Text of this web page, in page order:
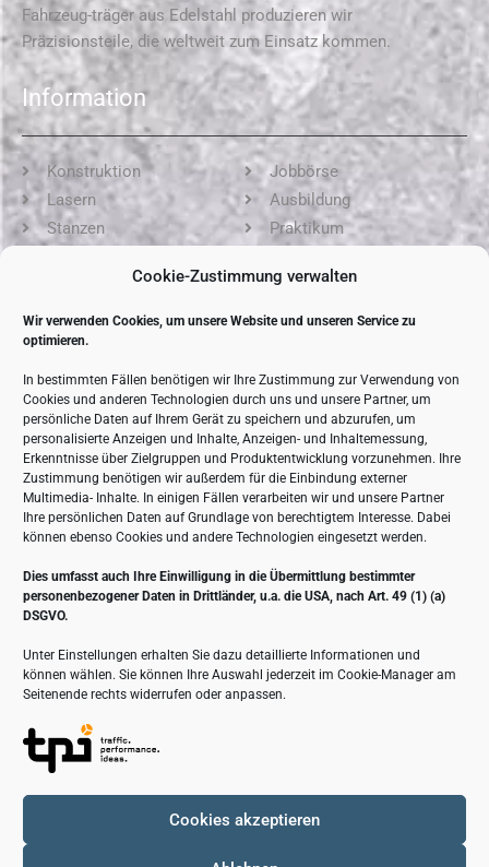
Cookie-Zustimmung verwalten
Wir verwenden Cookies, um unsere Website und unseren Service zu
optimieren.
In bestimmten Fällen benötigen wir Ihre Zustimmung zur Verwendung von
Cookies und anderen Technologien durch uns und unsere Partner, um
persönliche Daten auf Ihrem Gerät zu speichern und abzurufen, um
personalisierte Anzeigen und Inhalte, Anzeigen- und Inhaltemessung,
Erkenntnisse über Zielgruppen und Produktentwicklung vorzunehmen. Ihre
Zustimmung benötigen wir außerdem für die Einbindung externer
Multimedia- Inhalte. In einigen Fällen verarbeiten wir und unsere Partner
Ihre persönlichen Daten auf Grundlage von berechtigtem Interesse. Dabei
können ebenso Cookies und andere Technologien eingesetzt werden.
Dies umfasst auch Ihre Einwilligung in die Übermittlung bestimmter
personenbezogener Daten in Drittländer, u.a. die USA, nach Art. 49 (1) (a)
DSGVO.
Unter Einstellungen erhalten Sie dazu detaillierte Informationen und
können wählen. Sie können Ihre Auswahl jederzeit im Cookie-Manager am
Seitenende rechts widerrufen oder anpassen.
Cookies akzeptieren
Fahrzeug-träger aus Edelstahl produzieren wir
Präzisionsteile, die weltweit zum Einsatz kommen.
Information
Konstruktion
Lasern
Stanzen
Oberfläche
Montage
Spezialisten
Jobbörse
Ausbildung
Praktikum
Impressum
Datenschutz
Kontaktdaten
Straße der DSF 52 in 19071 Brüsewitz
+49 38874 50-0
info@lta-anlagentechnik.de